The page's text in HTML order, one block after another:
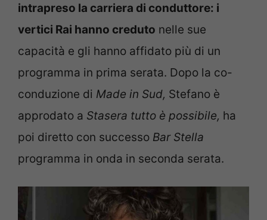
intrapreso la carriera di conduttore: i
vertici Rai hanno creduto nelle sue
capacità e gli hanno affidato più di un
programma in prima serata. Dopo la co-
conduzione di Made in Sud, Stefano è
approdato a Stasera tutto è possibile, ha
poi diretto con successo Bar Stella
programma in onda in seconda serata.